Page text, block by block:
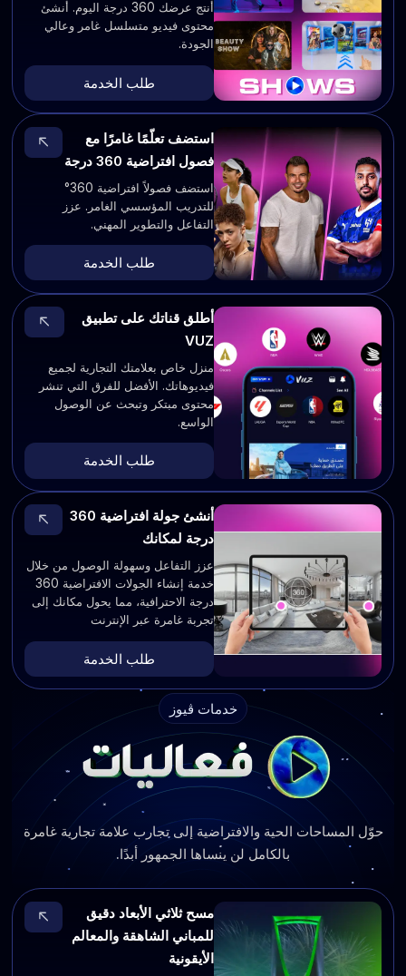
أنتج عرضك 360 درجة اليوم. أنشئ
محتوى فيديو متسلسل غامر وعالي
الجودة.
طلب الخدمة
استضف تعلّمًا غامرًا مع
فصول افتراضية 360 درجة
استضف فصولاً افتراضية 360°
للتدريب المؤسسي الغامر. عزز
التفاعل والتطوير المهني.
طلب الخدمة
أطلق قناتك على تطبيق
VUZ
منزل خاص بعلامتك التجارية لجميع
فيديوهاتك. الأفضل للفرق التي تنشر
محتوى مبتكر وتبحث عن الوصول
الواسع.
طلب الخدمة
أنشئ جولة افتراضية 360
درجة لمكانك
عزز التفاعل وسهولة الوصول من خلال
خدمة إنشاء الجولات الافتراضية 360
درجة الاحترافية، مما يحول مكانك إلى
تجربة غامرة عبر الإنترنت
طلب الخدمة
خدمات ڤيوز
حوّل المساحات الحية والافتراضية إلى تجارب علامة تجارية غامرة
بالكامل لن ينساها الجمهور أبدًا.
مسح ثلاثي الأبعاد دقيق
للمباني الشاهقة والمعالم
الأيقونية